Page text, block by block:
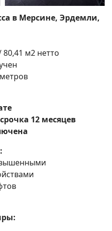
в Мерсине, Эрдемли,
м2 нетто
12 месяцев